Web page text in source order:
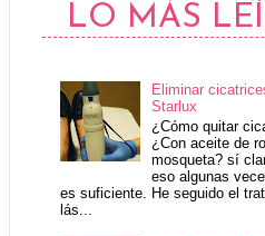
LO MÁS
Eliminar
Starlux
¿Cómo quitar
¿Con aceite de
mosqueta? sí
eso algunas
es suficiente. He seguido el
lás...